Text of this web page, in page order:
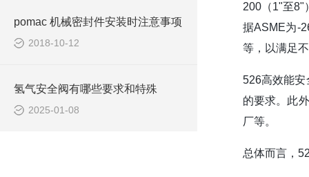
pomac 机械密封件安装时注意事项
2018-10-12
氢气安全阀有哪些要求和特殊
2025-01-08
200（1"至8"
据ASME为-
等，以满足
526高效能
的要求。此
厂等。
总体而言，